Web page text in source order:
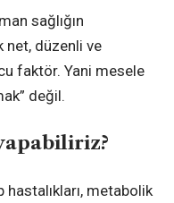
sağlığın
net, düzenli ve
faktör. Yani mesele
değil.
metabolik